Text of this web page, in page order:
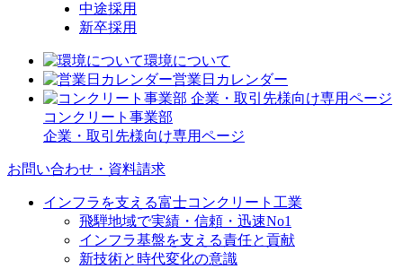
中途採用
新卒採用
環境について
営業日カレンダー
コンクリート事業部
企業・取引先様向け専用ページ
お問い合わせ・資料請求
インフラを支える富士コンクリート工業
飛騨地域で実績・信頼・迅速No1
インフラ基盤を支える責任と貢献
新技術と時代変化の意識